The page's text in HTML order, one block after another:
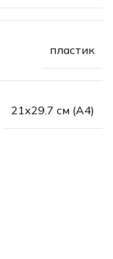
пластик
21х29.7 см (А4)